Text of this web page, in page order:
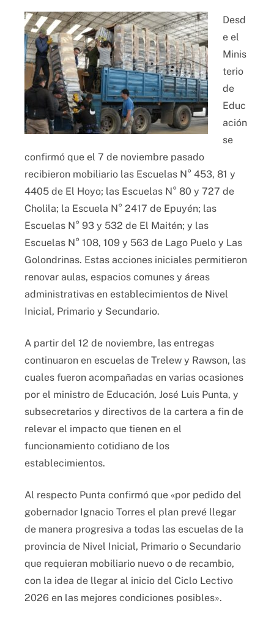
Desd
e el
Minis
terio
de
Educ
ación
se
confirmó que el 7 de noviembre pasado
recibieron mobiliario las Escuelas N° 453, 81 y
4405 de El Hoyo; las Escuelas N° 80 y 727 de
Cholila; la Escuela N° 2417 de Epuyén; las
Escuelas N° 93 y 532 de El Maitén; y las
Escuelas N° 108, 109 y 563 de Lago Puelo y Las
Golondrinas. Estas acciones iniciales permitieron
renovar aulas, espacios comunes y áreas
administrativas en establecimientos de Nivel
Inicial, Primario y Secundario.
A partir del 12 de noviembre, las entregas
continuaron en escuelas de Trelew y Rawson, las
cuales fueron acompañadas en varias ocasiones
por el ministro de Educación, José Luis Punta, y
subsecretarios y directivos de la cartera a fin de
relevar el impacto que tienen en el
funcionamiento cotidiano de los
establecimientos.
Al respecto Punta confirmó que «por pedido del
gobernador Ignacio Torres el plan prevé llegar
de manera progresiva a todas las escuelas de la
provincia de Nivel Inicial, Primario o Secundario
que requieran mobiliario nuevo o de recambio,
con la idea de llegar al inicio del Ciclo Lectivo
2026 en las mejores condiciones posibles».